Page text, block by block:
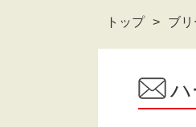
トップ ブ
ハ